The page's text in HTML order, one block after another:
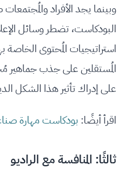
وبينما يجد الأفراد
البودكاست، تضطر وسائل
استراتيجيات المُحتوى الخاصة
المُستقلين على جذب جماهير
على إدراك تأثير هذا الشكل
اقرأ أيضًا: بودكاست مهارة
ثالثًا: المنافسة مع الراديو